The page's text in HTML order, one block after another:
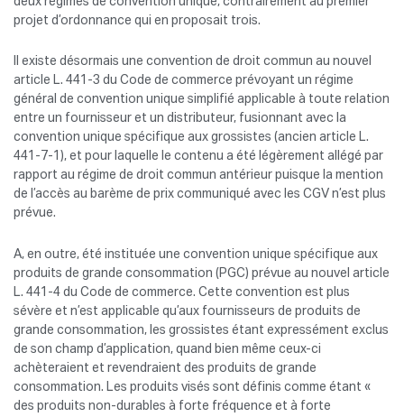
projet d’ordonnance qui en proposait trois.
Il existe désormais une convention de droit commun au nouvel
article L. 441-3 du Code de commerce prévoyant un régime
général de convention unique simplifié applicable à toute relation
entre un fournisseur et un distributeur, fusionnant avec la
convention unique spécifique aux grossistes (ancien article L.
441-7-1), et pour laquelle le contenu a été légèrement allégé par
rapport au régime de droit commun antérieur puisque la mention
de l’accès au barème de prix communiqué avec les CGV n’est plus
prévue.
A, en outre, été instituée une convention unique spécifique aux
produits de grande consommation (PGC) prévue au nouvel article
L. 441-4 du Code de commerce. Cette convention est plus
sévère et n’est applicable qu’aux fournisseurs de produits de
grande consommation, les grossistes étant expressément exclus
de son champ d’application, quand bien même ceux-ci
achèteraient et revendraient des produits de grande
consommation. Les produits visés sont définis comme étant «
des produits non-durables à forte fréquence et à forte